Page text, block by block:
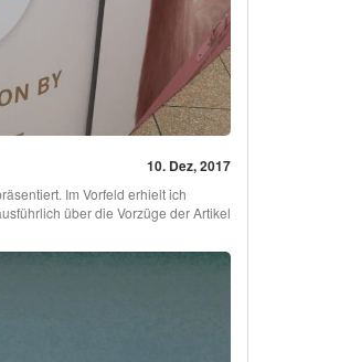
10. Dez, 2017
Im Vorfeld erhielt ich
über die Vorzüge der Artikel